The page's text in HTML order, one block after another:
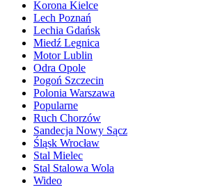
Korona Kielce
Lech Poznań
Lechia Gdańsk
Miedź Legnica
Motor Lublin
Odra Opole
Pogoń Szczecin
Polonia Warszawa
Popularne
Ruch Chorzów
Sandecja Nowy Sącz
Śląsk Wrocław
Stal Mielec
Stal Stalowa Wola
Wideo